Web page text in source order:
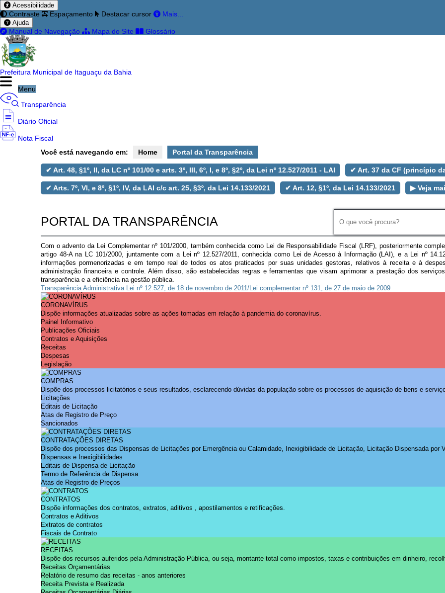
Acessibilidade
Contraste Espaçamento Destacar cursor Mais...
Ajuda
Manual de Navegação Mapa do Site Glossário
Prefeitura Municipal de Itaguaçu da Bahia
Menu
Transparência
Diário Oficial
Nota Fiscal
Ouvidoria
Acesso à Informação
Empresas
Secretarias
Transparência
Fale conosco
Fale conosco
Cidade/Estado
*Campos obrigatórios
Ao iniciar um contato, você concorda com a
...Ou se preferir
Ligue para nós
CONTATO: (74) 99970-7427
Ou seja atendido presencialmente
das 07:00h às 12:00h
Praça José Alves de Carvalho, nº 15 Centro - Itaguaçu da Bahia
Outros meios de contato
Você está navegando em: Home Portal da Transparência
✔ Art. 48, §1º, II, da LC nº 101/00 e arts. 3º, III, 6º, I, e 8º, §2º, da Lei nº 12.527/2011 - LAI ✔ Art. 37 da CF (princípio
✔ Arts. 7º, VI, e 8º, §1º, IV, da LAI c/c art. 25, §3º, da Lei 14.133/2021 ✔ Art. 12, §1º, da Lei 14.133/2021 ▶ Veja
PORTAL DA TRANSPARÊNCIA
Com o advento da Lei Complementar nº 101/2000, também conhecida como Lei de Responsabilidade Fiscal (LRF), posteriormente
artigo 48-A na LC 101/2000, juntamente com a Lei nº 12.527/2011, conhecida como Lei de Acesso à Informação (LAI), e a Lei nº
informações pormenorizadas e em tempo real de todos os atos praticados por suas unidades gestoras, relativos à receita e à
administração financeira e controle. Além disso, são estabelecidas regras e ferramentas que visam aprimorar a prestação dos
transparência e a eficiência na gestão pública.
Transparência Administrativa
Lei nº 12.527, de 18 de novembro de 2011/Lei complementar nº 131, de 27 de maio de 2009
CORONAVÍRUS
Dispõe informações atualizadas sobre as ações tomadas em relação à pandemia do coronavírus.
Painel Informativo
Publicações Oficiais
Contratos e Aquisições
Receitas
Despesas
Legislação
COMPRAS
Dispõe dos processos licitatórios e seus resultados, esclarecendo dúvidas da população sobre os processos de aquisição de bens e
Licitações
Editais de Licitação
Atas de Registro de Preço
Sancionados
CONTRATAÇÕES DIRETAS
Dispõe dos processos das Dispensas de Licitações por Emergência ou Calamidade, Inexigibilidade de Licitação, Licitação Dispensada por
Dispensas e Inexigibilidades
Editais de Dispensa de Licitação
Termo de Referência de Dispensa
Atas de Registro de Preços
CONTRATOS
Dispõe informações dos contratos, extratos, aditivos , apostilamentos e retificações.
Contratos e Aditivos
Extratos de contratos
Fiscais de Contrato
RECEITAS
Dispõe dos recursos auferidos pela Administração Pública, ou seja, montante total como impostos, taxas e contribuições em dinheiro,
Receitas Orçamentárias
Relatório de resumo das receitas - anos anteriores
Receita Prevista e Realizada